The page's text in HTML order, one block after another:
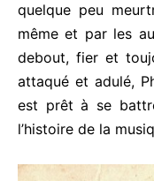
quelque peu
même et par les
debout, fier et
attaqué et adulé,
est prêt à se
l’histoire de la